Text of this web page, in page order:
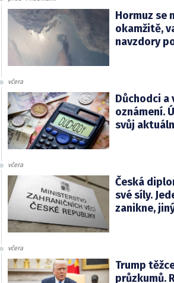
Hormuz se
okamžitě,
navzdory
včera
Důchodci a
oznámení.
svůj
včera
Česká
své síly.
zanikne,
včera
Trump
průzkumů.